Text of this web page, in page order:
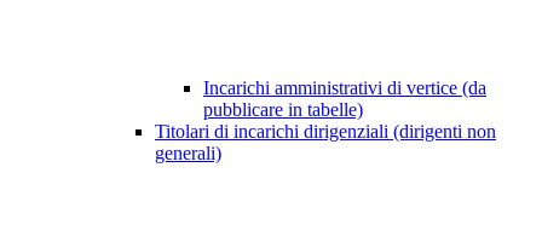
Incarichi amministrativi di vertice (da
pubblicare in tabelle)
Titolari di incarichi dirigenziali (dirigenti non
generali)